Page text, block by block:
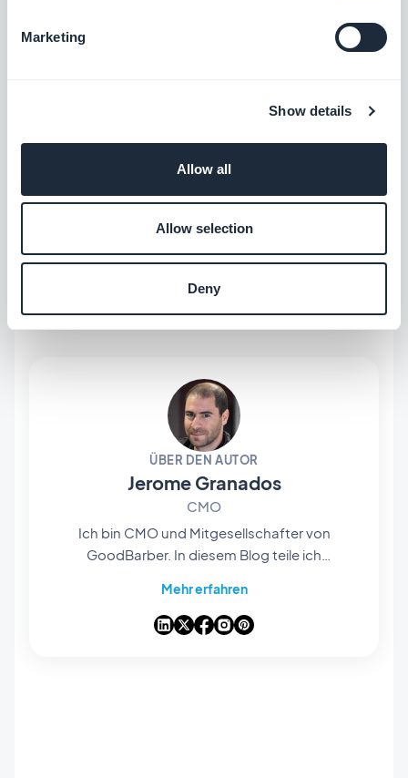
Marketing
Show details
Allow all
Allow selection
Deny
Sie können nun Ihren RSS-Feed in Ihre eigenen
ÜBER DEN AUTOR
Jerome Granados
CMO
Ich bin CMO und Mitgesellschafter von
GoodBarber. In diesem Blog teile ich
GoodBarber herausholen können, Analysen zu
den Trends, die die Mobile- und No-Code-Welt
Mehr erfahren